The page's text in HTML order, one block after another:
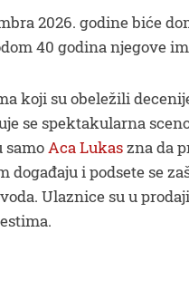
2026. godine biće
40 godina njegove
koji su obeležili
se spektakularna
samoAca Lukaszna da
događaju i podsete se
Ulaznice su u